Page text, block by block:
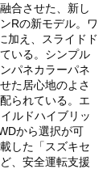
合させた、新し
Rの新モデル。ワ
加え、スライドド
いる。シンプル
パネカラーパネ
た居心地のよさ
られている。エ
ルドハイブリッ
から選択が可
した「スズキセ
、安全運転支援